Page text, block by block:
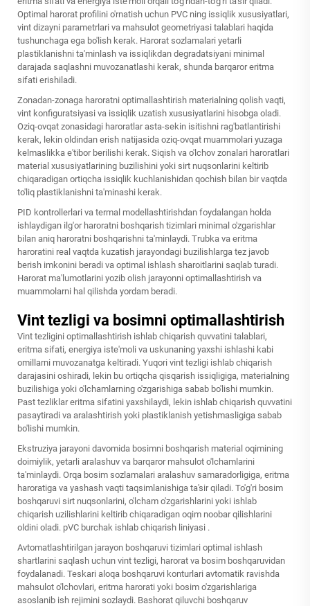
Optimal harorat profilini o'rnatish uchun PVC ning issiqlik xususiyatlari,
vint dizayni parametrlari va mahsulot geometriyasi talablari haqida
tushunchaga ega bo'lish kerak. Harorat sozlamalari yetarli
plastiklanishni ta'minlash va issiqlikdan degradatsiyani minimal
darajada saqlashni muvozanatlashi kerak, shunda barqaror eritma
sifati erishiladi.
Zonadan-zonaga haroratni optimallashtirish materialning qolish vaqti,
vint konfiguratsiyasi va issiqlik uzatish xususiyatlarini hisobga oladi.
Oziq-ovqat zonasidagi haroratlar asta-sekin isitishni rag'batlantirishi
kerak, lekin oldindan erish natijasida oziq-ovqat muammolari yuzaga
kelmaslikka e'tibor berilishi kerak. Siqish va o'lchov zonalari haroratlari
material xususiyatlarining buzilishini yoki sirt nuqsonlarini keltirib
chiqaradigan ortiqcha issiqlik kuchlanishidan qochish bilan bir vaqtda
to'liq plastiklanishni ta'minashi kerak.
PID kontrollerlari va termal modellashtirishdan foydalangan holda
ishlaydigan ilg'or haroratni boshqarish tizimlari minimal o'zgarishlar
bilan aniq haroratni boshqarishni ta'minlaydi. Trubka va eritma
haroratini real vaqtda kuzatish jarayondagi buzilishlarga tez javob
berish imkonini beradi va optimal ishlash sharoitlarini saqlab turadi.
Harorat ma'lumotlarini yozib olish jarayonni optimallashtirish va
muammolarni hal qilishda yordam beradi.
Vint tezligi va bosimni optimallashtirish
Vint tezligini optimallashtirish ishlab chiqarish quvvatini talablari,
eritma sifati, energiya iste'moli va uskunaning yaxshi ishlashi kabi
omillarni muvozanatga keltiradi. Yuqori vint tezligi ishlab chiqarish
darajasini oshiradi, lekin bu ortiqcha qisqarish issiqligiga, materialning
buzilishiga yoki o'lchamlarning o'zgarishiga sabab bo'lishi mumkin.
Past tezliklar eritma sifatini yaxshilaydi, lekin ishlab chiqarish quvvatini
pasaytiradi va aralashtirish yoki plastiklanish yetishmasligiga sabab
bo'lishi mumkin.
Ekstruziya jarayoni davomida bosimni boshqarish material oqimining
doimiylik, yetarli aralashuv va barqaror mahsulot o'lchamlarini
ta'minlaydi. Orqa bosim sozlamalari aralashuv samaradorligiga, eritma
haroratiga va yashash vaqti taqsimlanishiga ta'sir qiladi. To'g'ri bosim
boshqaruvi sirt nuqsonlarini, o'lcham o'zgarishlarini yoki ishlab
chiqarish uzilishlarini keltirib chiqaradigan oqim noobar qilishlarini
oldini oladi. pVC burchak ishlab chiqarish liniyasi .
Avtomatlashtirilgan jarayon boshqaruvi tizimlari optimal ishlash
shartlarini saqlash uchun vint tezligi, harorat va bosim boshqaruvidan
foydalanadi. Teskari aloqa boshqaruvi konturlari avtomatik ravishda
mahsulot o'lchovlari, eritma harorati yoki bosim o'zgarishlariga
asoslanib ish rejimini sozlaydi. Bashorat qiluvchi boshqaruv